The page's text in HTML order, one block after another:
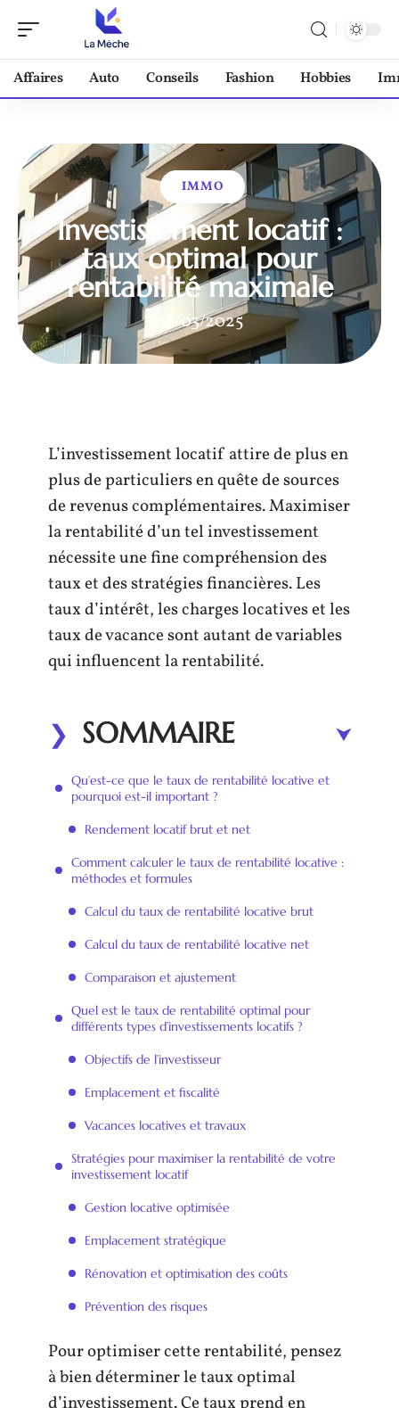
Affaires Auto Conseils Fashion Hobbies
IMMO
Investissement locatif :
taux optimal pour
rentabilité maximale
08/03/2025
L’investissement locatif attire de plus en
plus de particuliers en quête de sources
de revenus complémentaires. Maximiser
la rentabilité d’un tel investissement
nécessite une fine compréhension des
taux et des stratégies financières. Les
taux d’intérêt, les charges locatives et les
taux de vacance sont autant de variables
qui influencent la rentabilité.
SOMMAIRE
Qu’est-ce que le taux de rentabilité locative et
pourquoi est-il important ?
Rendement locatif brut et net
Comment calculer le taux de rentabilité locative :
méthodes et formules
Calcul du taux de rentabilité locative brut
Calcul du taux de rentabilité locative net
Comparaison et ajustement
Quel est le taux de rentabilité optimal pour
différents types d’investissements locatifs ?
Objectifs de l’investisseur
Emplacement et fiscalité
Vacances locatives et travaux
Stratégies pour maximiser la rentabilité de votre
investissement locatif
Gestion locative optimisée
Emplacement stratégique
Rénovation et optimisation des coûts
Prévention des risques
Pour optimiser cette rentabilité, pensez
à bien déterminer le taux optimal